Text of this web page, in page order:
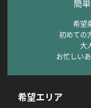
簡
希望
初めての
大
お忙しい
希望エリア